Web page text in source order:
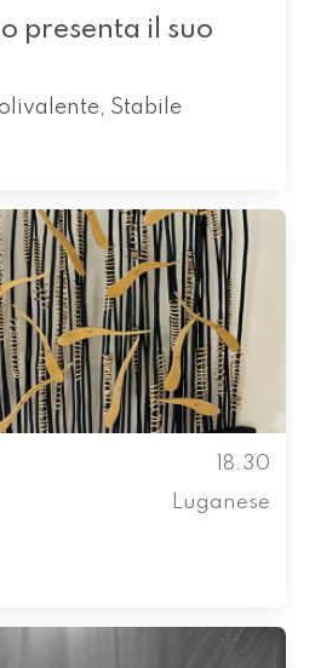
presenta il suo
Stabile
18.30
Luganese